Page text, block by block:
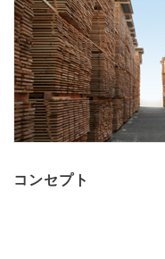
コンセプト